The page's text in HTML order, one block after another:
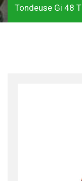
Tondeuse Gi 48 T